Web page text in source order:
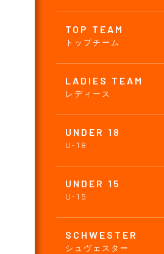
TOP TEAM
トップチーム
LADIES TEAM
レディース
UNDER 18
U-18
UNDER 15
U-15
SCHWESTER
シュヴェスター